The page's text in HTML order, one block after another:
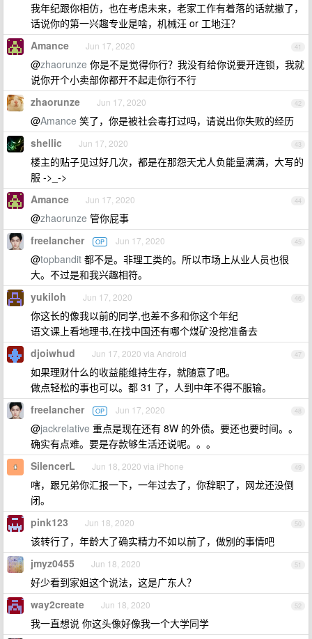
我年纪跟你相仿，也在考虑未来，老家工作有着落的话就撤了，
话说你的第一兴趣专业是啥，机械汪 or 工地汪？
41
Amance Jun 17, 2020
@zhaorunze 你是不是觉得你行？我没有给你说要开连锁，我就
说你开个小卖部你都开不起走你行不行
42
zhaorunze Jun 17, 2020
@Amance 笑了，你是被社会毒打过吗，请说出你失败的经历
43
shellic Jun 17, 2020
楼主的贴子见过好几次，都是在那怨天尤人负能量满满，大写的
服 ->_->
44
Amance Jun 17, 2020
@zhaorunze 管你屁事
45
freelancher OP Jun 17, 2020
@topbandit 都不是。非理工类的。所以市场上从业人员也很
大。不过是和我兴趣相符。
46
yukiloh Jun 17, 2020
你这长的像我以前的同学,也差不多和你这个年纪
语文课上看地理书,在找中国还有哪个煤矿没挖准备去
47
djoiwhud Jun 17, 2020 via Android
如果理财什么的收益能维持生存，就随意了吧。
做点轻松的事也可以。都 31 了，人到中年不得不服输。
48
freelancher OP Jun 17, 2020
@jackrelative 重点是现在还有 8W 的外债。要还也要时间。。
确实有点难。要是存款够生活还说呢。。。
49
SilencerL Jun 18, 2020 via iPhone
嗐，跟兄弟你汇报一下，一年过去了，你辞职了，网龙还没倒
闭。
50
pink123 Jun 18, 2020
该转行了，年龄大了确实精力不如以前了，做别的事情吧
51
jmyz0455 Jun 18, 2020
好少看到家姐这个说法，这是广东人？
52
way2create Jun 18, 2020
我一直想说 你这头像好像我一个大学同学